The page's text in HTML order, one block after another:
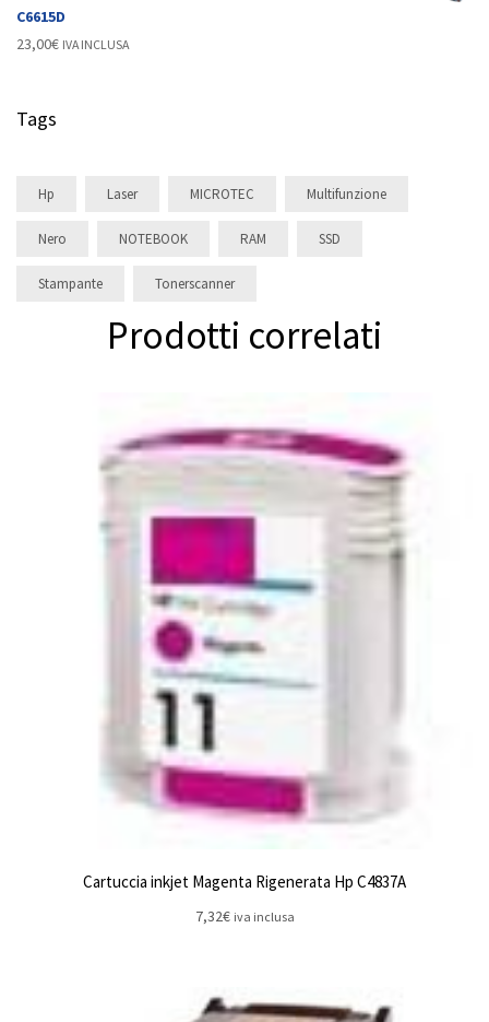
C6615D
23,00€ IVA INCLUSA
Tags
Hp Laser MICROTEC Multifunzione
Nero NOTEBOOK RAM SSD
Stampante Tonerscanner
Prodotti correlati
Cartuccia inkjet Magenta Rigenerata Hp C4837A
7,32€ iva inclusa